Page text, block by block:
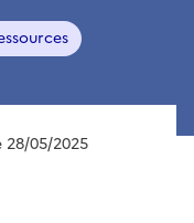
28/05/2025